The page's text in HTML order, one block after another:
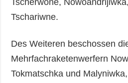
Tscherwone,
Tschariwne.
Des Weiteren beschossen
Mehrfachraketenwerfern
Tokmatschka und